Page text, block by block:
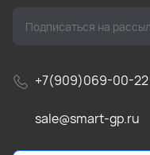
+7(909)069-00-22
sale@smart-gp.ru